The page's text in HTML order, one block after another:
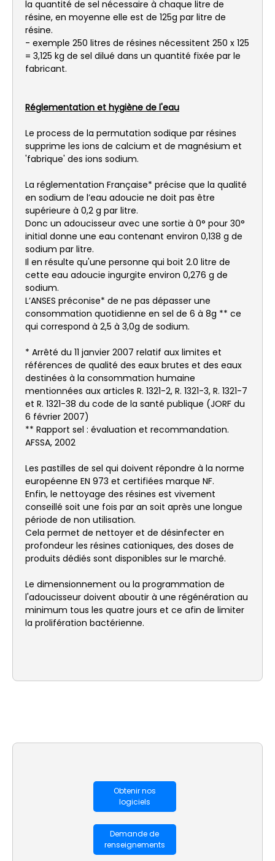
la quantité de sel nécessaire à chaque litre de
résine, en moyenne elle est de 125g par litre de
résine.
- exemple 250 litres de résines nécessitent 250 x 125
= 3,125 kg de sel dilué dans un quantité fixée par le
fabricant.
Réglementation et hygiène de l'eau
Le process de la permutation sodique par résines
supprime les ions de calcium et de magnésium et
'fabrique' des ions sodium.
La réglementation Française* précise que la qualité
en sodium de l’eau adoucie ne doit pas être
supérieure à 0,2 g par litre.
Donc un adoucisseur avec une sortie à 0° pour 30°
initial donne une eau contenant environ 0,138 g de
sodium par litre.
Il en résulte qu'une personne qui boit 2.0 litre de
cette eau adoucie ingurgite environ 0,276 g de
sodium.
L’ANSES préconise* de ne pas dépasser une
consommation quotidienne en sel de 6 à 8g ** ce
qui correspond à 2,5 à 3,0g de sodium.
* Arrêté du 11 janvier 2007 relatif aux limites et
références de qualité des eaux brutes et des eaux
destinées à la consommation humaine
mentionnées aux articles R. 1321-2, R. 1321-3, R. 1321-7
et R. 1321-38 du code de la santé publique (JORF du
6 février 2007)
** Rapport sel : évaluation et recommandation.
AFSSA, 2002
Les pastilles de sel qui doivent répondre à la norme
européenne EN 973 et certifiées marque NF.
Enfin, le nettoyage des résines est vivement
conseillé soit une fois par an soit après une longue
période de non utilisation.
Cela permet de nettoyer et de désinfecter en
profondeur les résines cationiques, des doses de
produits dédiés sont disponibles sur le marché.
Le dimensionnement ou la programmation de
l'adoucisseur doivent aboutir à une régénération au
minimum tous les quatre jours et ce afin de limiter
la prolifération bactérienne.
Obtenir nos
logiciels
Demande de
renseignements